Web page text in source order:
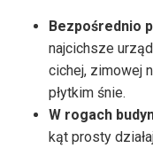
Bezpośrednio
najcichsze
cichej, zimowej
płytkim śnie.
W rogach
kąt prosty